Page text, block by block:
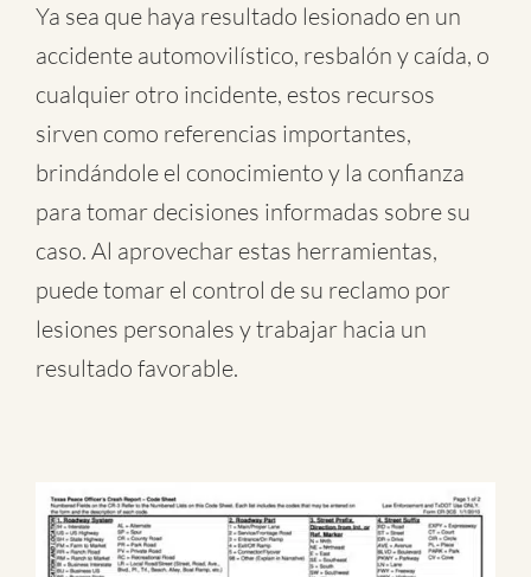
Ya sea que haya resultado lesionado en un
accidente automovilístico, resbalón y caída, o
cualquier otro incidente, estos recursos
sirven como referencias importantes,
brindándole el conocimiento y la confianza
para tomar decisiones informadas sobre su
caso. Al aprovechar estas herramientas,
puede tomar el control de su reclamo por
lesiones personales y trabajar hacia un
resultado favorable.